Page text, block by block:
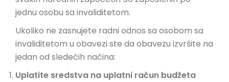
jednu osobu sa invaliditetom.
Ukoliko ne zasnujete radni odnos sa osobom sa
invaliditetom u obavezi ste da obavezu izvršite na
jedan od sledećih načina:
Uplatite sredstva na uplatni račun budžeta